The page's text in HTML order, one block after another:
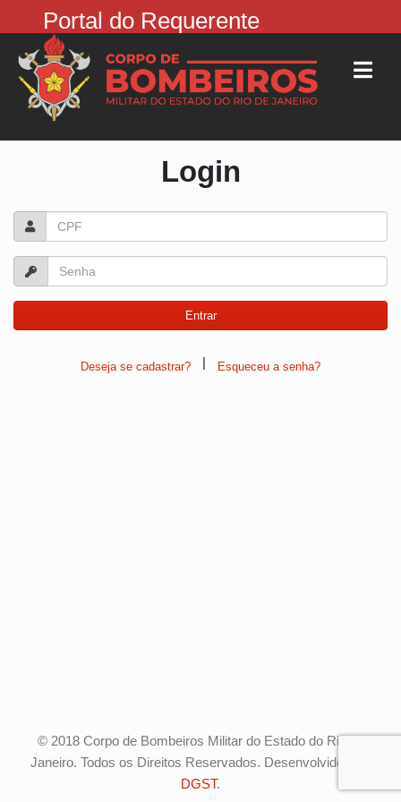
Portal do Requerente
Login
Deseja se cadastrar? | Esqueceu a senha?
© 2018 Corpo de Bombeiros Militar do Estado do Rio de
Janeiro. Todos os Direitos Reservados. Desenvolvido pela
DGST.